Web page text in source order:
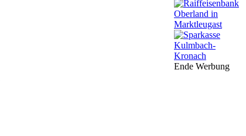
Ende Werbung